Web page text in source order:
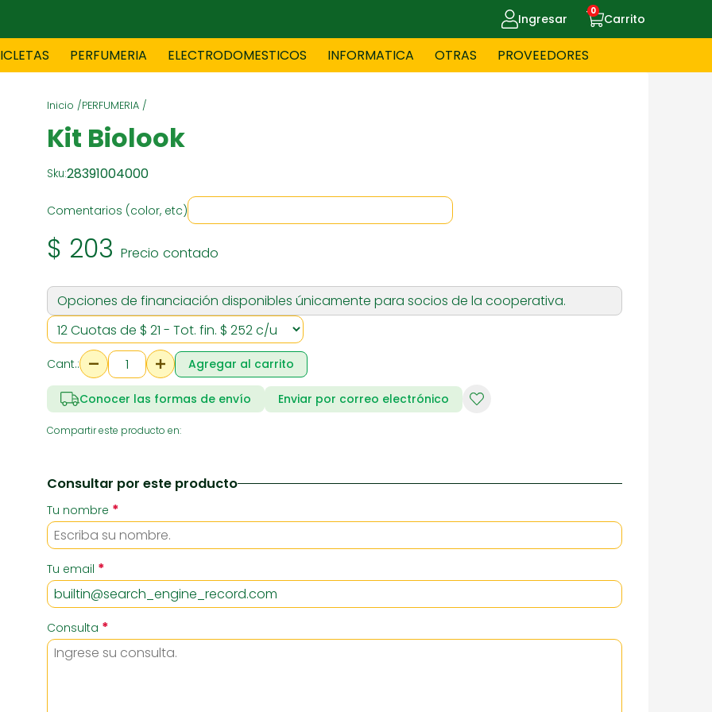
Ingresar Carrito
0
PERFUMERIA ELECTRODOMESTICOS INFORMATICA OTRAS
BLANCO
ELECTRODOMESTICOS FITNESS
MUEBLERIA
SUPERMERCADO ZAPATERIA DE DAMAS
PROVEEDORES
Inicio /PERFUMERIA /
Kit Biolook
Sku:28391004000
Comentarios (color, etc)
$ 203 Precio contado
Opciones de financiación disponibles únicamente para socios de la cooperativa.
Cant.: Agregar al carrito
Conocer las formas de envío Enviar por correo electrónico
Compartir este producto en:
Consultar por este producto
Tu nombre *
Tu email *
Consulta *